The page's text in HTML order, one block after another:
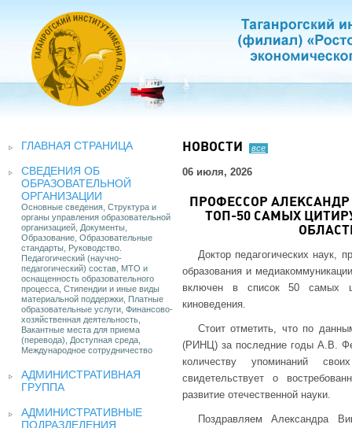
ГЛАВНАЯ СТРАНИЦА
СВЕДЕНИЯ ОБ
ОБРАЗОВАТЕЛЬНОЙ
ОРГАНИЗАЦИИ
Основные сведения, Структура и
органы управления образовательной
организацией, Документы,
Образование, Образовательные
стандарты, Руководство.
Педагогический (научно-
педагогический) состав, МТО и
оснащенность образовательного
процесса, Стипендии и иные виды
материальной поддержки, Платные
образовательные услуги, Финансово-
хозяйственная деятельность,
Вакантные места для приема
(перевода), Доступная среда,
Международное сотрудничество
АДМИНИСТРАТИВНАЯ
ГРУППА
АДМИНИСТРАТИВНЫЕ
ПОДРАЗДЕЛЕНИЯ
НОВОСТИ все
06 июля, 2026
ПРОФЕССОР
ТОП-50 САМЫХ
Доктор педагогических наук,
образования и
включен в список 50 самых
киноведения.
Стоит отметить, что по
(РИНЦ) за последние годы А.В.
количеству упоминаний
свидетельствует о
развитие отечественной науки.
Поздравляем Александра